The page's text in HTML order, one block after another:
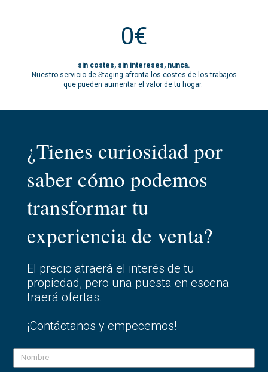
0€
sin costes, sin intereses, nunca.
Nuestro servicio de Staging afronta los costes de los trabajos
que pueden aumentar el valor de tu hogar.
¿Tienes curiosidad por
saber cómo podemos
transformar tu
experiencia de venta?
El precio atraerá el interés de tu
propiedad, pero una puesta en escena
traerá ofertas.
¡Contáctanos y empecemos!